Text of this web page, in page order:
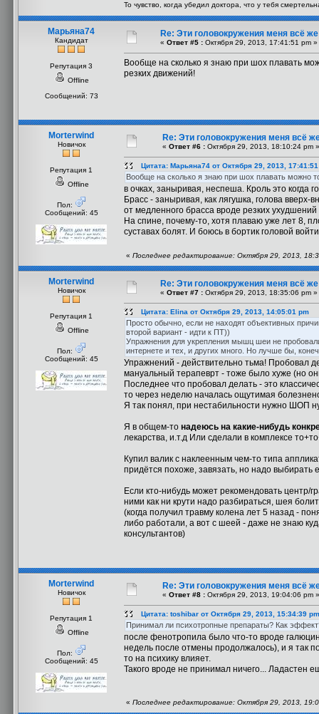
То чувство, когда убедил доктора, что у тебя
Марьяна74
Кандидат
Репутация 3
Offline
Сообщений: 73
Re: Эти головокружения меня всё
« Ответ #5 : Октября 29, 2013, 17:41:51 pm »
Вообще на сколько я знаю при шох плавать
резких движений!
Morterwind
Новичок
Репутация 1
Offline
Пол:
Сообщений: 45
Re: Эти головокружения меня всё
« Ответ #6 : Октября 29, 2013, 18:10:24 pm »
Цитата: Марьяна74 от Октября 29, 2013,
Вообще на сколько я знаю при шох плавать можно
в очках, заныривая, неспеша. Кроль это когда
Брасс - заныривая, как лягушка, голова вверх-
от медленного брасса вроде резких
На спине, почему-то, хотя плаваю уже лет 8,
суставах болят. И боюсь в бортик головой
« Последнее редактирование: Октября 29, 2013,
Morterwind
Новичок
Репутация 1
Offline
Пол:
Сообщений: 45
Re: Эти головокружения меня всё
« Ответ #7 : Октября 29, 2013, 18:35:06 pm »
Цитата: Elina от Октября 29, 2013, 14:05:01 pm
Просто обычно, если не находят объективных
второй вариант - идти к ПТ))
Упражнения для укрепления мышц шеи не
интернете и тех, и других много. Но лучше бы,
Упражнений - действительно тьма! Пробовал
мануальный терапеврт - тоже было хуже (но
Последнее что пробовал делать - это
то через неделю началась ощутимая
Я так понял, при нестабильности нужно ШОП
Я в общем-то надеюсь на какие-нибудь
лекарства, и.т.д Или сделали в комплексе
Купил валик с наклеенным чем-то типа
придётся похоже, завязать, но надо выбирать
Если кто-нибудь может рекомендовать
ними как ни крути надо разбираться, шея
(когда получил травму колена лет 5 назад -
либо работали, а вот с шеей - даже не знаю
консультантов)
Morterwind
Новичок
Репутация 1
Offline
Пол:
Сообщений: 45
Re: Эти головокружения меня всё
« Ответ #8 : Октября 29, 2013, 19:04:06 pm »
Цитата: toshibar от Октября 29, 2013, 15:34:39 pm
Принимал ли психотропные препараты? Как
после фенотропила было что-то вроде
недель после отмены продолжалось), и я так
то на психику влияет.
Такого вроде не принимал ничего... Ладастен
« Последнее редактирование: Октября 29, 2013,